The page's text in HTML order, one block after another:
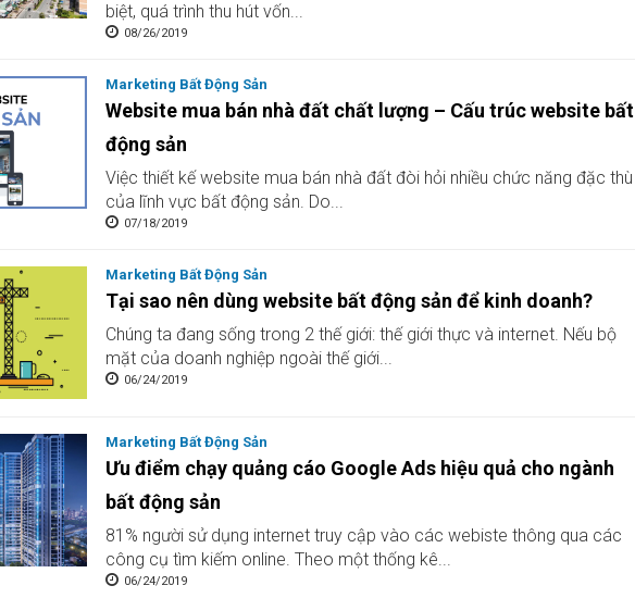
biệt, quá trình thu hút vốn...
08/26/2019
Marketing Bất Động Sản
Website mua bán nhà đất chất lượng – Cấu trúc website bất
động sản
Việc thiết kế website mua bán nhà đất đòi hỏi nhiều chức năng đặc thù
của lĩnh vực bất động sản. Do...
07/18/2019
Marketing Bất Động Sản
Tại sao nên dùng website bất động sản để kinh doanh?
Chúng ta đang sống trong 2 thế giới: thế giới thực và internet. Nếu bộ
mặt của doanh nghiệp ngoài thế giới...
06/24/2019
Marketing Bất Động Sản
Ưu điểm chạy quảng cáo Google Ads hiệu quả cho ngành
bất động sản
81% người sử dụng internet truy cập vào các webiste thông qua các
công cụ tìm kiếm online. Theo một thống kê...
06/24/2019